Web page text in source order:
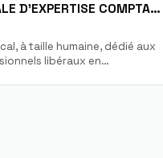
SOCIETE FIDUCIAIRE NATIONALE D'EXPERTISE COMPTABLE FIDEXPERTISE
à taille humaine, dédié aux
libéraux en